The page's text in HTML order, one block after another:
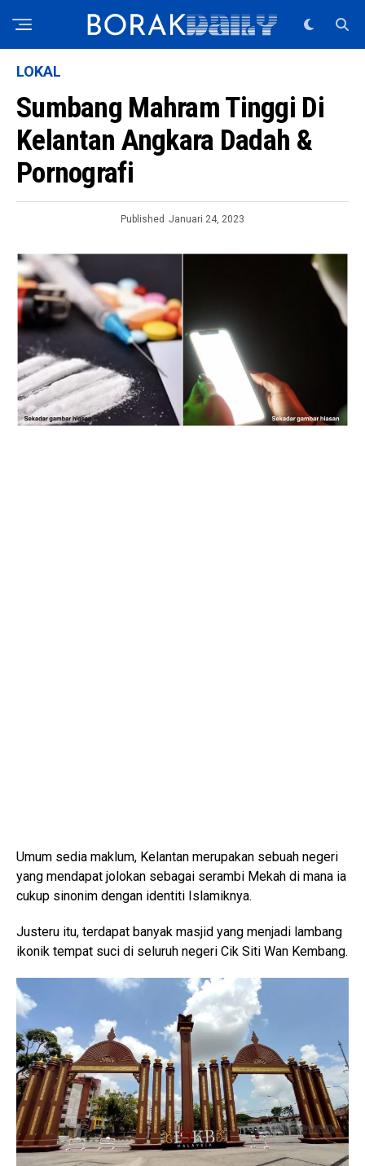
LOKAL
Sumbang Mahram Tinggi Di
Kelantan Angkara Dadah &
Pornografi
Published Januari 24, 2023
Umum sedia maklum, Kelantan merupakan sebuah negeri
yang mendapat jolokan sebagai serambi Mekah di mana ia
cukup sinonim dengan identiti Islamiknya.
Justeru itu, terdapat banyak masjid yang menjadi lambang
ikonik tempat suci di seluruh negeri Cik Siti Wan Kembang.